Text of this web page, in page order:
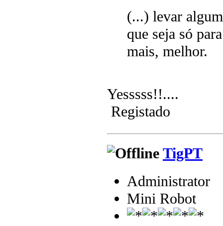
(...) levar
que seja só
mais, melhor.
Yesssss!!....
Registado
TigPT
Administrator
Mini Robot